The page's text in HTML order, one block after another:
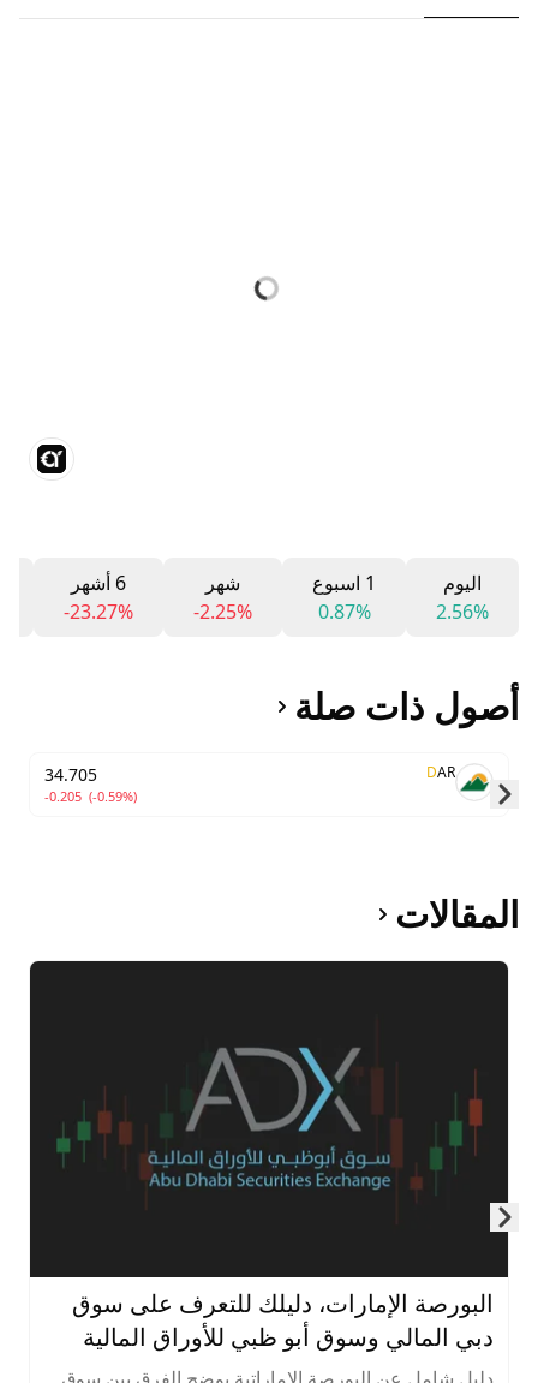
اليوم
2.56%
1 اسبوع
0.87%
شهر
-2.25%
6 أشهر
-23.27%
أصول ذات صلة
AR
D
34.705
-0.205 (-0.59%)
المقالات
البورصة الإمارات، دليلك للتعرف على سوق
دبي المالي وسوق أبو ظبي للأوراق المالية